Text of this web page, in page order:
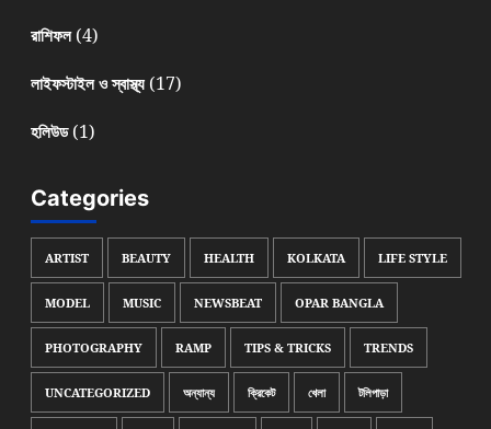
রাশিফল(4)
লাইফস্টাইল ও স্বাস্থ্য(17)
হলিউড(1)
Categories
ARTIST BEAUTY HEALTH KOLKATA LIFE STYLE
MODEL MUSIC NEWSBEAT OPAR BANGLA
PHOTOGRAPHY RAMP TIPS & TRICKS TRENDS
UNCATEGORIZED অন্যান্য ক্রিকেট খেলা টলিপাড়া